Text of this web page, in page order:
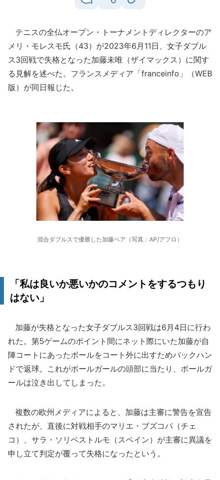
テニスの全仏オープン・トーナメントディレクターのア
メリ・モレスモ氏（43）が2023年6月11日、女子ダブル
ス3回戦で失格となった加藤未唯（ザイマックス）に関す
る見解を述べた。フランスメディア「franceinfo」（WEB
版）が同日報じた。
混合ダブルスで優勝した加藤ペア（写真：AP/アフロ）
「私は良いか悪いかのコメントをするつもり
はない」
加藤が失格となった女子ダブルス3回戦は6月4日に行わ
れた。第5ゲームのポイント間にネット際にいた加藤が自
陣コートにあったボールをコート外に出すためバックハン
ドで返球。これがボールガールの頭部に当たり、ボールガ
ールは泣き出してしまった。
複数の欧州メディアによると、加藤は主審に警告を宣告
されたが、直後に対戦相手のマリエ・ブズコバ（チェ
コ）、サラ・ソリベストルモ（スペイン）が主審に異議を
申し立て判定が覆って失格になったという。